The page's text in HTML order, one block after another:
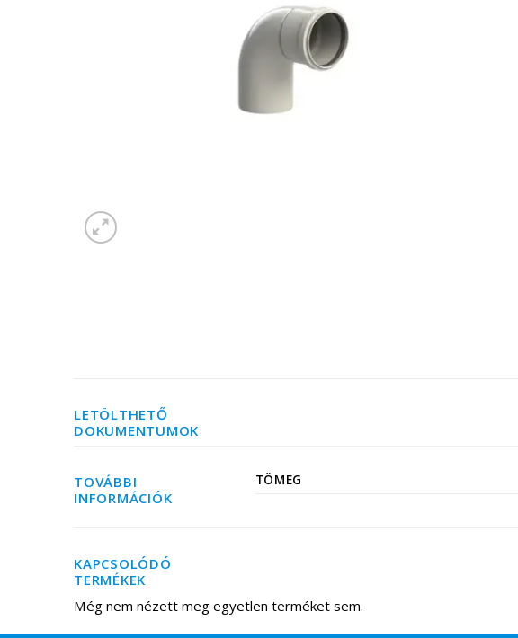
LETÖLTHETŐ
DOKUMENTUMOK
TOVÁBBI
INFORMÁCIÓK
TÖMEG
KAPCSOLÓDÓ
TERMÉKEK
Még nem nézett meg egyetlen terméket sem.